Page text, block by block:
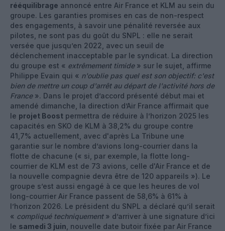
rééquilibrage annoncé entre Air France et KLM au sein du
groupe. Les garanties promises en cas de non-respect
des engagements, à savoir une pénalité reversée aux
pilotes, ne sont pas du goût du SNPL : elle ne serait
versée que jusqu’en 2022, avec un seuil de
déclenchement inacceptable par le syndicat. La direction
du groupe est « extrêmement timide» sur le sujet, affirme
Philippe Evain qui « n'oublie pas quel est son objectif: c'est
bien de mettre un coup d'arrêt au départ de l'activité hors de
France». Dans le projet d’accord présenté début mai et
amendé dimanche, la direction d’Air France affirmait que
le projet Boost permettra de réduire à l’horizon 2025 les
capacités en SKO de KLM à 38,2% du groupe contre
41,7% actuellement, avec d'après La Tribune une
garantie sur le nombre d’avions long-courrier dans la
flotte de chacune (« si, par exemple, la flotte long-
courrier de KLM est de 73 avions, celle d'Air France et de
la nouvelle compagnie devra être de 120 appareils »). Le
groupe s’est aussi engagé à ce que les heures de vol
long-courrier Air France passent de 58,6% à 61% à
l’horizon 2026. Le président du SNPL a déclaré qu’il serait
« compliqué techniquement» d’arriver à une signature d’ici
le samedi 3 juin , nouvelle date butoir fixée par Air France